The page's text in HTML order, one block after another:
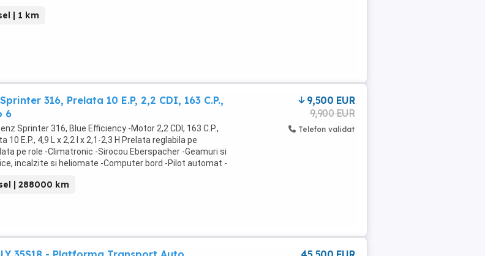
| 1 km
316, Prelata 10 E.P, 2,2 CDI, 163 C.P.,
6
Sprinter 316, Blue Efficiency -Motor 2,2 CDI, 163 C.P.,
10 E.P., 4,9 L x 2,2 l x 2,1-2,3 H Prelata reglabila pe
pe role -Climatronic -Sirocou Eberspacher -Geamuri si
incalzite si heliomate -Computer bord -Pilot automat -
| 288000 km
9,500 EUR
9,900 EUR
Telefon validat